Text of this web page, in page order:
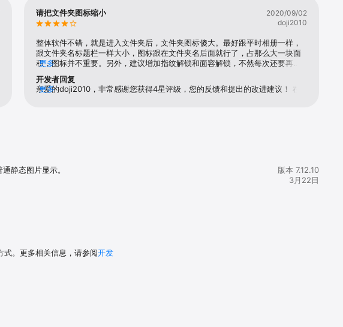
导入/导出照片文件夹。
非在结算期结束前至少 24 小
请把文件夹图标缩小
2020/09/02
doji2010
整体软件不错，就是进入文件夹后，文件夹图标傻大。最好跟平时相册一样，
跟文件夹名标题栏一样大小，图标跟在文件夹名后面就行了，占那么大一块面
积，图标并不重要。另外，建议增加指纹解锁和面容解锁，不然每次还要再按
一遍密码。
更多
开发者回复
亲爱的doji2010，非常感谢您获得4星评级，您的反馈和提出的改进建议！ 在
更多
静态图片显示。
版本 7.12.10
3月22日
式。更多相关信息，请参阅开发